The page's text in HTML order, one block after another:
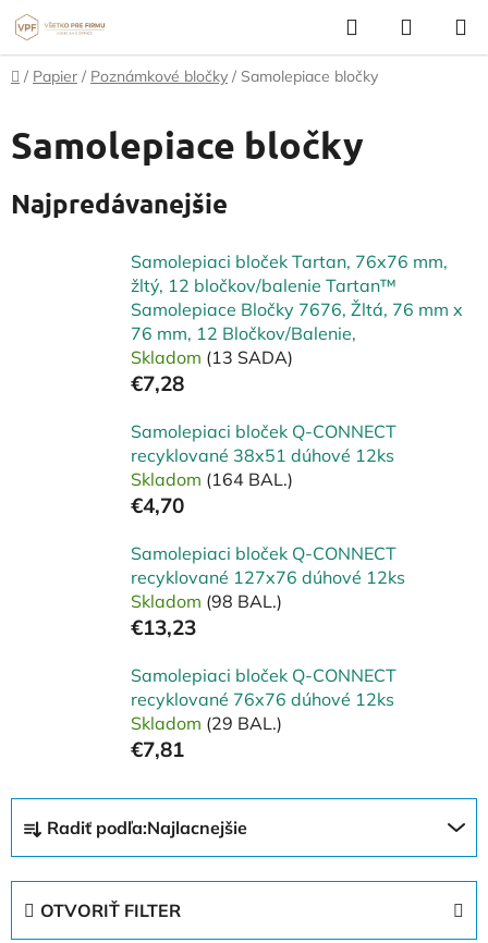
Prejsť
na
obsah
Hľadať
KOŠÍK
Domov
/ Papier / Poznámkové bločky / Samolepiace bločky
Samolepiace bločky
Najpredávanejšie
Samolepiaci bloček Tartan, 76x76 mm,
žltý, 12 bločkov/balenie Tartan™
Samolepiace Bločky 7676, Žltá, 76 mm x
76 mm, 12 Bločkov/Balenie,
Skladom (13 SADA)
€7,28
Samolepiaci bloček Q-CONNECT
recyklované 38x51 dúhové 12ks
Skladom (164 BAL.)
€4,70
Samolepiaci bloček Q-CONNECT
recyklované 127x76 dúhové 12ks
Skladom (98 BAL.)
€13,23
Samolepiaci bloček Q-CONNECT
recyklované 76x76 dúhové 12ks
Skladom (29 BAL.)
€7,81
d
Radiť podľa:Najlacnejšie
OTVORIŤ FILTER